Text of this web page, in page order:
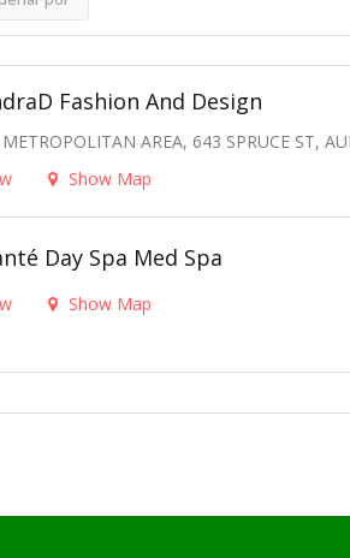
Fashion And Design
AREA, 643 SPRUCE ST,
Show Map
Day Spa Med Spa
Show Map